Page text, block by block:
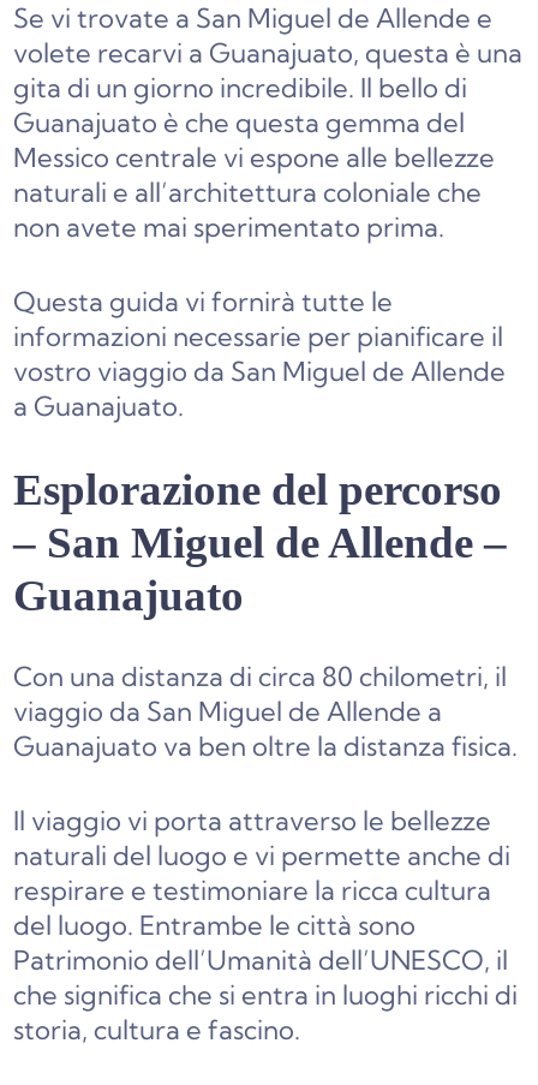
Se vi trovate a San Miguel de Allende e
volete recarvi a Guanajuato, questa è una
gita di un giorno incredibile. Il bello di
Guanajuato è che questa gemma del
Messico centrale vi espone alle bellezze
naturali e all’architettura coloniale che
non avete mai sperimentato prima.
Questa guida vi fornirà tutte le
informazioni necessarie per pianificare il
vostro viaggio da San Miguel de Allende
a Guanajuato.
Esplorazione del percorso
– San Miguel de Allende –
Guanajuato
Con una distanza di circa 80 chilometri, il
viaggio da San Miguel de Allende a
Guanajuato va ben oltre la distanza fisica.
Il viaggio vi porta attraverso le bellezze
naturali del luogo e vi permette anche di
respirare e testimoniare la ricca cultura
del luogo. Entrambe le città sono
Patrimonio dell’Umanità dell’UNESCO, il
che significa che si entra in luoghi ricchi di
storia, cultura e fascino.